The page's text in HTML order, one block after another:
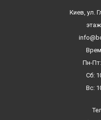
Киев, ул.
Пн-
Сб:
Вс: